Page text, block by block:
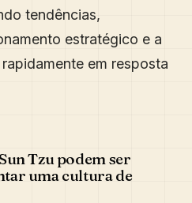
tendências,
estratégico e a
em resposta
Tzu podem ser
uma cultura de